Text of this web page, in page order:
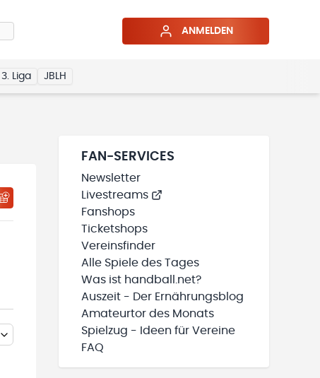
ANMELDEN
3. Liga JBLH
WIRD GELADEN
TEAMS“ HINZUFÜGEN
FAN-SERVICES
Newsletter
Livestreams
Fanshops
Ticketshops
Vereinsfinder
Alle Spiele des Tages
Was ist handball.net?
Auszeit - Der Ernährungsblog
Amateurtor des Monats
Spielzug - Ideen für Vereine
FAQ